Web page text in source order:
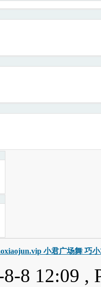
小君广场舞 巧
8 12:09 ,